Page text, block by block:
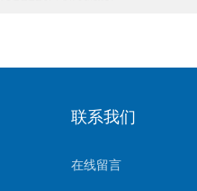
联系我们
在线留言